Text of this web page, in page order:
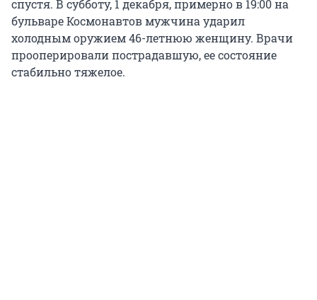
спустя. В субботу, 1 декабря, примерно в 19:00 на
бульваре Космонавтов мужчина ударил
холодным оружием 46-летнюю женщину. Врачи
прооперировали пострадавшую, ее состояние
стабильно тяжелое.